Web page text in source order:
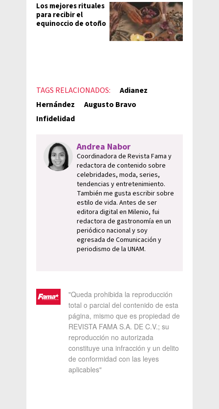
Los mejores rituales
para recibir el
equinoccio de otoño
TAGS RELACIONADOS:
Adianez
Hernández
Augusto Bravo
Infidelidad
Andrea Nabor
Coordinadora de Revista Fama y
redactora de contenido sobre
celebridades, moda, series,
tendencias y entretenimiento.
También me gusta escribir sobre
estilo de vida. Antes de ser
editora digital en Milenio, fui
redactora de gastronomía en un
periódico nacional y soy
egresada de Comunicación y
periodismo de la UNAM.
"Queda prohibida la reproducción
total o parcial del contenido de esta
página, mismo que es propiedad de
REVISTA FAMA S.A. DE C.V.; su
reproducción no autorizada
constituye una infracción y un delito
de conformidad con las leyes
aplicables"